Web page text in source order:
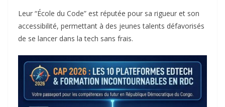
Leur “École du Code” est réputée pour sa rigueur et son
accessibilité, permettant à des jeunes talents défavorisés
de se lancer dans la tech sans frais.